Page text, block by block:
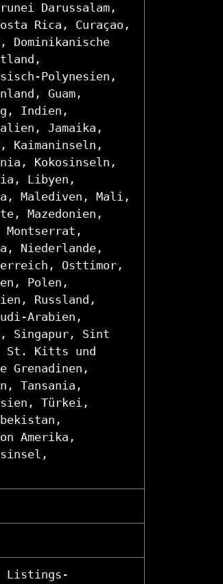
Darussalam,
Rica, Curaçao,
Dominikanische
Polynesien,
Guam,
Indien,
Jamaika,
Kaimaninseln,
Kokosinseln,
Libyen,
Malediven, Mali,
Mazedonien,
Montserrat,
Niederlande,
Osttimor,
Polen,
Russland,
Arabien,
Singapur, Sint
St. Kitts und
Tansania,
Türkei,
Amerika,
Listings-